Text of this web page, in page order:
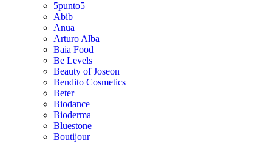
5punto5
Abib
Anua
Arturo Alba
Baia Food
Be Levels
Beauty of Joseon
Bendito Cosmetics
Beter
Biodance
Bioderma
Bluestone
Boutijour